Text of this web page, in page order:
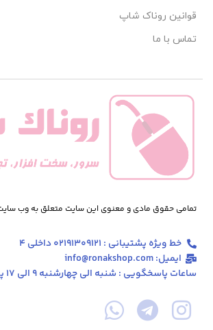
قوانین روناک شاپ
تماس با ما
تمامی حقوق مادی و معنوی این سایت متعلق به وب
خط ویژه پشتیبانی : 02191309121 داخلی 4
ایمیل: info@ronakshop.com
ساعات پاسخگویی : شنبه الی چهارشنبه 9 الی 17 پنجشنبه 9 الی 13